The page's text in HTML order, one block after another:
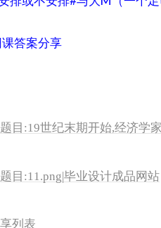
答案分享
目:19世纪末期开始,经济学
目:11.png|毕业设计成品网站
列表